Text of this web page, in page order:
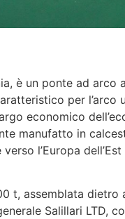
è un ponte ad
per
economico
manufatto in
l’Europa dell’Est
t, assemblata
Salillari